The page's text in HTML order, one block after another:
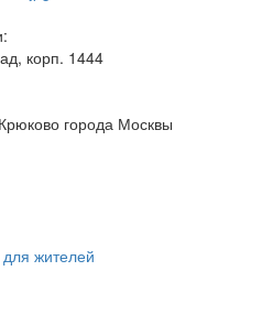
корп. 1444
города Москвы
жителей